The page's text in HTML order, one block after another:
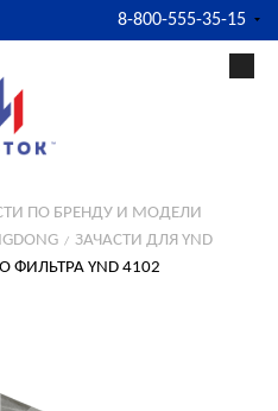
8-800-555-35-15
ПО БРЕНДУ И МОДЕЛИ
ЗАЧАСТИ ДЛЯ YND
YND 4102